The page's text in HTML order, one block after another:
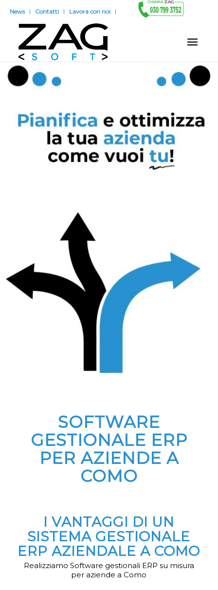
News Contatti Lavora con noi
SOFTWARE
GESTIONALE ERP
PER AZIENDE A
COMO
I VANTAGGI DI UN
SISTEMA GESTIONALE
ERP AZIENDALE A COMO
Realizziamo Software gestionali ERP su misura
per aziende a Como